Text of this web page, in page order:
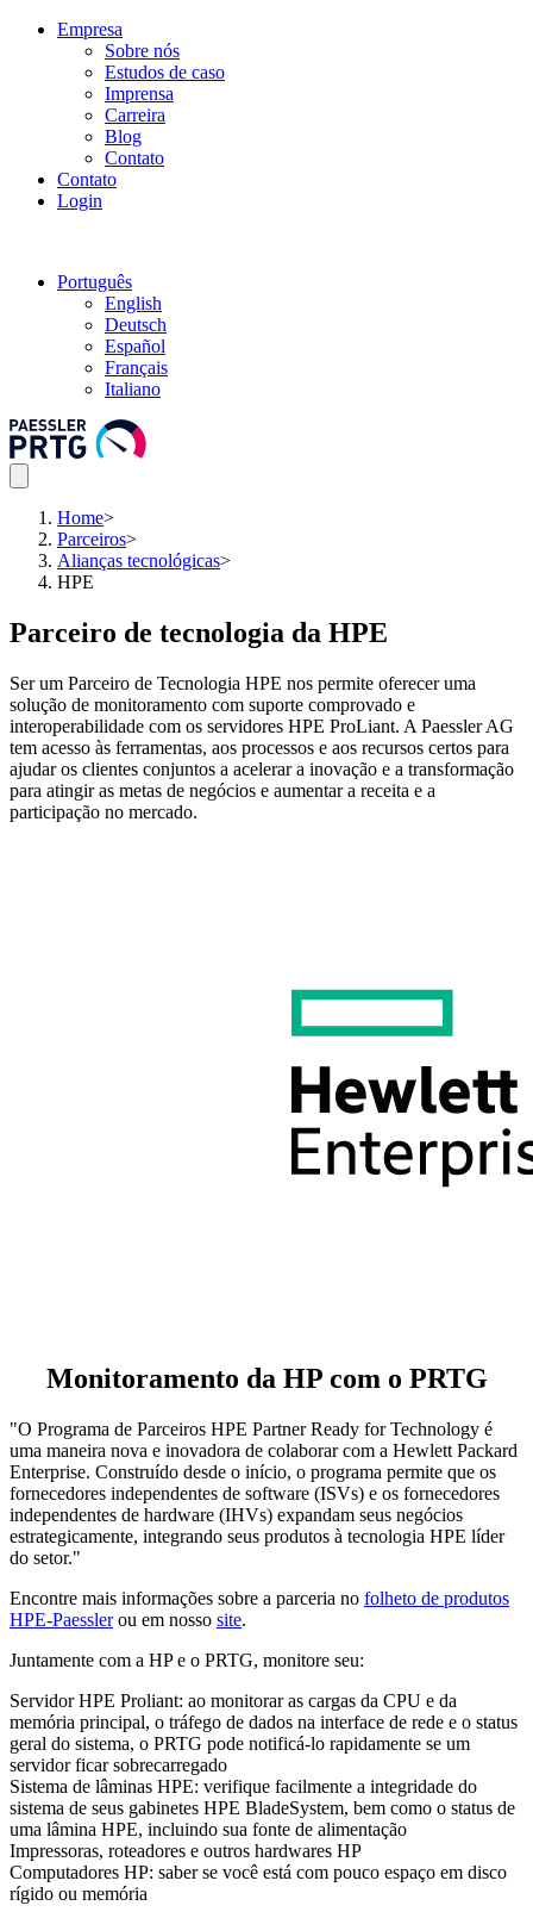
Empresa
Sobre nós
Estudos de caso
Imprensa
Carreira
Blog
Contato
Contato
Login
Português
English
Deutsch
Español
Français
Italiano
Home>
Parceiros>
Alianças tecnológicas>
HPE
Parceiro de tecnologia da HPE
Ser um Parceiro de Tecnologia HPE nos permite oferecer uma
solução de monitoramento com suporte comprovado e
interoperabilidade com os servidores HPE ProLiant. A Paessler AG
tem acesso às ferramentas, aos processos e aos recursos certos para
ajudar os clientes conjuntos a acelerar a inovação e a transformação
para atingir as metas de negócios e aumentar a receita e a
participação no mercado.
Monitoramento da HP com o PRTG
"O Programa de Parceiros HPE Partner Ready for Technology é
uma maneira nova e inovadora de colaborar com a Hewlett Packard
Enterprise. Construído desde o início, o programa permite que os
fornecedores independentes de software (ISVs) e os fornecedores
independentes de hardware (IHVs) expandam seus negócios
estrategicamente, integrando seus produtos à tecnologia HPE líder
do setor."
Encontre mais informações sobre a parceria no folheto de produtos
HPE-Paesslerou em nosso site.
Juntamente com a HP e o PRTG, monitore seu:
Servidor HPE Proliant: ao monitorar as cargas da CPU e da
memória principal, o tráfego de dados na interface de rede e o status
geral do sistema, o PRTG pode notificá-lo rapidamente se um
servidor ficar sobrecarregado
Sistema de lâminas HPE: verifique facilmente a integridade do
sistema de seus gabinetes HPE BladeSystem, bem como o status de
uma lâmina HPE, incluindo sua fonte de alimentação
Impressoras, roteadores e outros hardwares HP
Computadores HP: saber se você está com pouco espaço em disco
rígido ou memória